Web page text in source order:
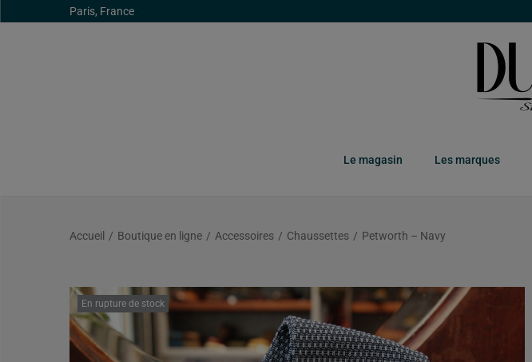
Paris, France
Le magasin Les marques
Accueil / Boutique en ligne / Accessoires / Chaussettes / Petworth – Navy
En rupture de stock